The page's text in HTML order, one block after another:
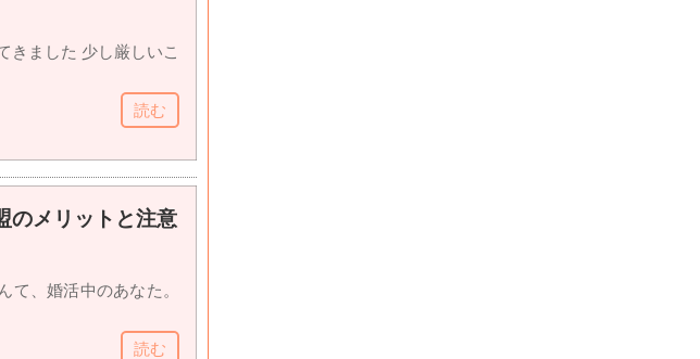
きました 少し厳しいこ
読む
のメリットと注意
て、婚活中のあなた。
読む